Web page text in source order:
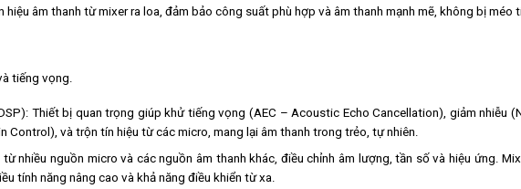
âm thanh từ mixer ra loa, đảm bảo công suất phù hợp và âm thanh mạnh mẽ, không bị méo
tiếng vọng.
Thiết bị quan trọng giúp khử tiếng vọng (AEC – Acoustic Echo Cancellation), giảm nhiễu
Control), và trộn tín hiệu từ các micro, mang lại âm thanh trong trẻo, tự nhiên.
nhiều nguồn micro và các nguồn âm thanh khác, điều chỉnh âm lượng, tần số và hiệu ứng.
tính năng nâng cao và khả năng điều khiển từ xa.